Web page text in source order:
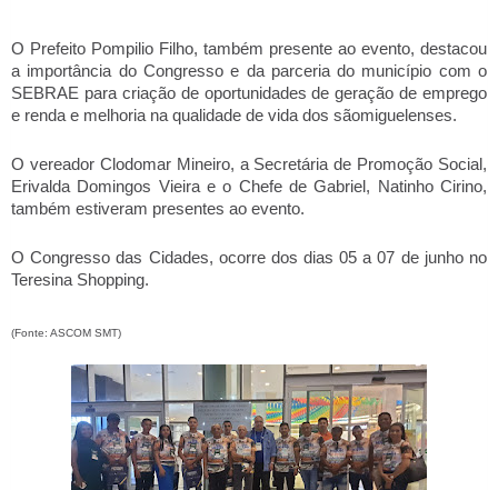
O Prefeito Pompilio Filho, também presente ao evento, destacou
a importância do Congresso e da parceria do município com o
SEBRAE para criação de oportunidades de geração de emprego
e renda e melhoria na qualidade de vida dos sãomiguelenses.
O vereador Clodomar Mineiro, a Secretária de Promoção Social,
Erivalda Domingos Vieira e o Chefe de Gabriel, Natinho Cirino,
também estiveram presentes ao evento.
O Congresso das Cidades, ocorre dos dias 05 a 07 de junho no
Teresina Shopping.
(Fonte: ASCOM SMT)